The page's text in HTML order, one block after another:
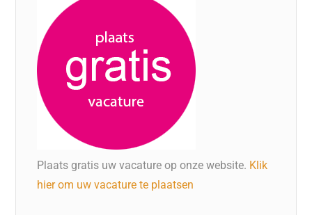
Plaats gratis uw vacature op onze website. Klik
hier om uw vacature te plaatsen